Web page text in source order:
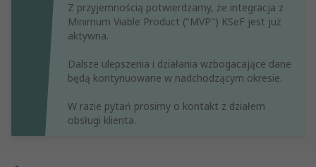
Z przyjemnością potwierdzamy, że integracja z
Minimum Viable Product ("MVP") KSeF jest już
aktywna.
Dalsze ulepszenia i działania wzbogacające dane
będą kontynuowane w nadchodzącym okresie.
W razie pytań prosimy o kontakt z działem
obsługi klienta.